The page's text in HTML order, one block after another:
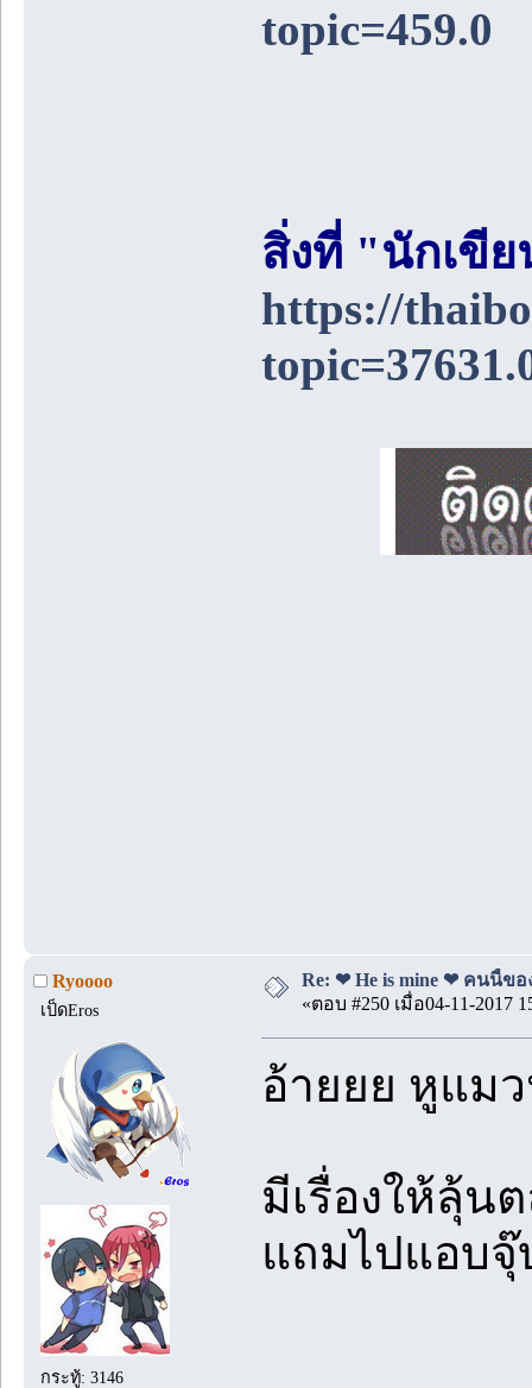
topic=459.0
สิ่งที่ "นักเขี
https://
Ryoooo
เป็ดEros
กระทู้: 3146
Re: ❤ He is mine ❤ คนนี้ขอ
«ตอบ #250 เมื่อ04-11-2017
อ้ายยย หูแม
มีเรื่องให้ลุ้น
แถมไปแอบจุ๊